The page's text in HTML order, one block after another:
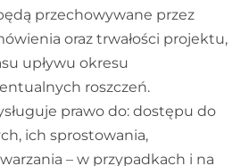
przechowywane przez
oraz trwałości projektu,
upływu okresu
roszczeń.
prawo do: dostępu do
ich sprostowania,
– w przypadkach i na